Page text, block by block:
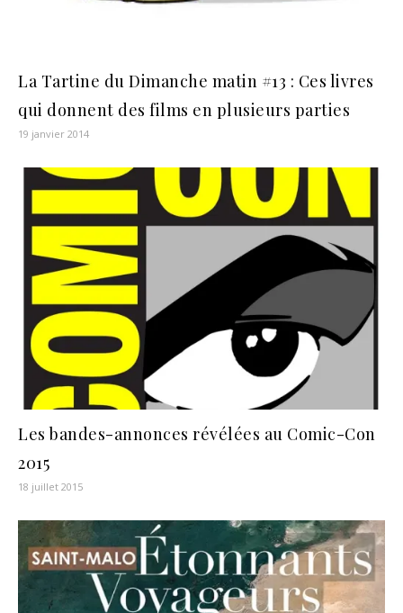
La Tartine du Dimanche matin #13 : Ces livres
qui donnent des films en plusieurs parties
19 janvier 2014
Les bandes-annonces révélées au Comic-Con
2015
18 juillet 2015